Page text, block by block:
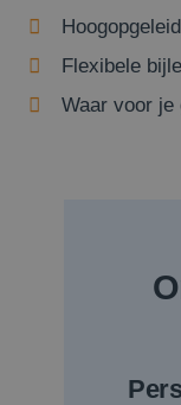
Flexibele
Waar voor je